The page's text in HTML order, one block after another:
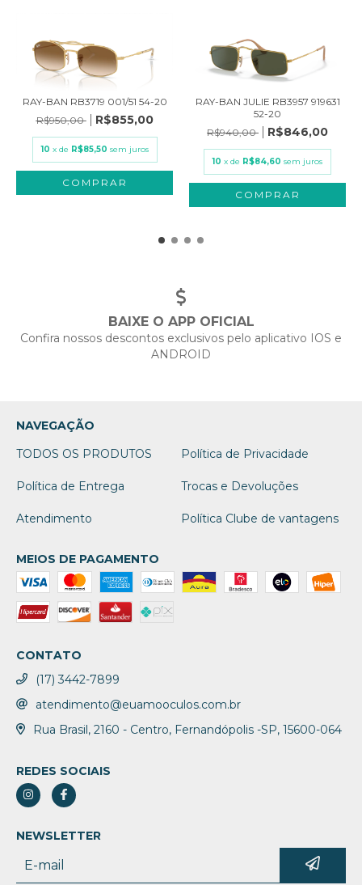
RAY-BAN RB3719 001/51 54-20
R$950,00
R$855,00
10 x de R$85,50 sem juros
RAY-BAN JULIE RB3957 919631
52-20
R$940,00
R$846,00
10 x de R$84,60 sem juros
BAIXE O APP OFICIAL
Confira nossos descontos exclusivos pelo aplicativo IOS e
ANDROID
NAVEGAÇÃO
TODOS OS PRODUTOS
Política de Privacidade
Política de Entrega Trocas e Devoluções
Atendimento Política Clube de vantagens
MEIOS DE PAGAMENTO
CONTATO
(17) 3442-7899
atendimento@euamooculos.com.br
Rua Brasil, 2160 - Centro, Fernandópolis -SP, 15600-064
REDES SOCIAIS
NEWSLETTER